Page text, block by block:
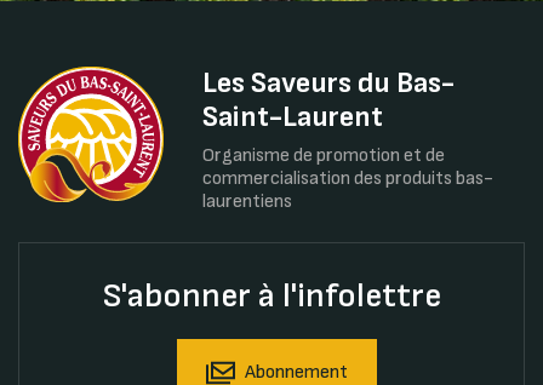
Les Saveurs du Bas-
Saint-Laurent
Organisme de promotion et de
commercialisation des produits bas-
laurentiens
S'abonner à l'infolettre
Abonnement